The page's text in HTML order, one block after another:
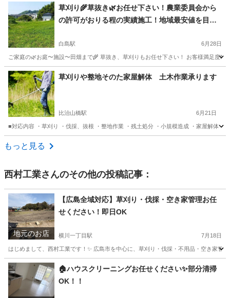
広島 広島市 梅林駅 草刈り 何でも屋
草刈り🌾草抜き🌿お任せ下さい！農業委員会から
の許可がおりる程の実績施工！地域最安値を目指
白島駅 6月28日
ご家庭の🌿お庭〜施設〜田畑まで🌾 草抜き、草刈りもお任せ下さい！ お客様満足度
広島 広島市 白島駅 草刈り 田んぼ
草刈りや整地そのた家屋解体 土木作業承ります
比治山橋駅 6月21日
■対応内容 ・草刈り ・伐採、抜根 ・整地作業 ・残土処分 ・小規模造成 ・家屋解体
広島 広島市
もっと見る
西村工業さんのその他の投稿記事：
地元のお店
【広島全域対応】草刈り・伐採・空き家管理お任
せください！即日OK
横川一丁目駅 7月18日
はじめまして、西村工業です！✨ 広島市を中心に、草刈り・伐採・不用品・空き家
広島 広島市 横川一丁目駅 便利屋 無料
🏠ハウスクリーニングお任せください✨部分清掃
OK！！